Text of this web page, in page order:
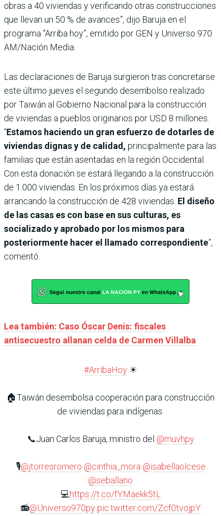
obras a 40 viviendas y verificando otras construcciones
que llevan un 50 % de avances”, dijo Baruja en el
programa “Arriba hoy”, emitido por GEN y Universo 970
AM/Nación Media.
Las declaraciones de Baruja surgieron tras concretarse
este último jueves el segundo desembolso realizado
por Taiwán al Gobierno Nacional para la construcción
de viviendas a pueblos originarios por USD 8 millones.
“Estamos haciendo un gran esfuerzo de dotarles de
viviendas dignas y de calidad, principalmente para las
familias que están asentadas en la región Occidental.
Con esta donación se estará llegando a la construcción
de 1.000 viviendas. En los próximos días ya estará
arrancando la construcción de 428 viviendas. El diseño
de las casas es con base en sus culturas, es
socializado y aprobado por los mismos para
posteriormente hacer el llamado correspondiente”,
comentó.
Lea también: Caso Óscar Denis: fiscales
antisecuestro allanan celda de Carmen Villalba
#ArribaHoy ☀
🏠Taiwán desembolsa cooperación para construcción
de viviendas para indígenas.
📞Juan Carlos Baruja, ministro del @muvhpy
🎙️@jtorresromero @cinthia_mora @isabellaolcese
@seballano
💻 https://t.co/fYMaekk5tL
📻@Universo970py pic.twitter.com/Zcf0tvojpY